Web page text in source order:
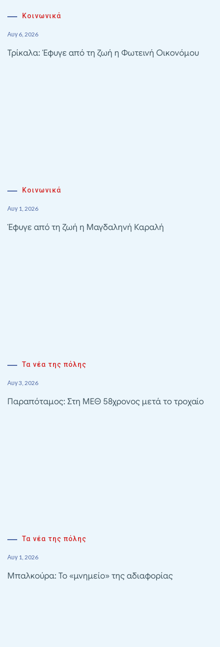
Κοινωνικά
Αυγ 6, 2026
Τρίκαλα: Έφυγε από τη ζωή η Φωτεινή Οικονόμου
Κοινωνικά
Αυγ 1, 2026
Έφυγε από τη ζωή η Μαγδαληνή Καραλή
Τα νέα της πόλης
Αυγ 3, 2026
Παραπόταμος: Στη ΜΕΘ 58χρονος μετά το τροχαίο
Τα νέα της πόλης
Αυγ 1, 2026
Μπαλκούρα: Το «μνημείο» της αδιαφορίας